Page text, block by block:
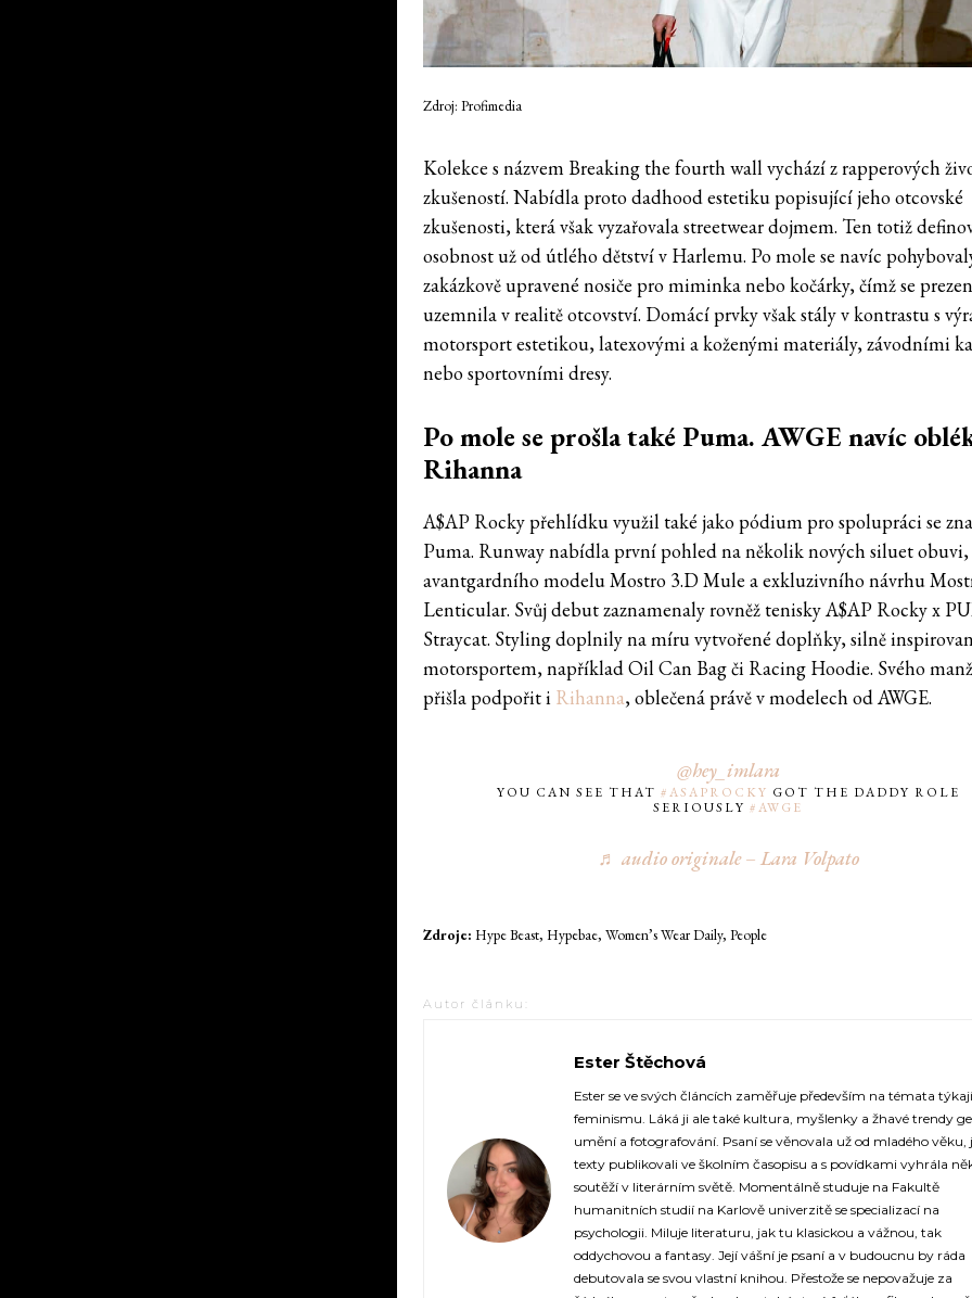
Zdroj: Profimedia
Kolekce s názvem Breaking the fourth wall vychází z rapperových
zkušeností. Nabídla proto dadhood estetiku popisující jeho otcovské
zkušenosti, která však vyzařovala streetwear dojmem. Ten totiž
osobnost už od útlého dětství v Harlemu. Po mole se navíc
zakázkově upravené nosiče pro miminka nebo kočárky, čímž se
uzemnila v realitě otcovství. Domácí prvky však stály v kontrastu s
motorsport estetikou, latexovými a koženými materiály, závodními
nebo sportovními dresy.
Po mole se prošla také Puma. AWGE navíc
Rihanna
A$AP Rocky přehlídku využil také jako pódium pro spolupráci se
Puma. Runway nabídla první pohled na několik nových siluet obuvi,
avantgardního modelu Mostro 3.D Mule a exkluzivního návrhu
Lenticular. Svůj debut zaznamenaly rovněž tenisky A$AP Rocky x
Straycat. Styling doplnily na míru vytvořené doplňky, silně
motorsportem, například Oil Can Bag či Racing Hoodie. Svého
přišla podpořit i Rihanna, oblečená právě v modelech od AWGE.
@hey_imlara
YOU CAN SEE THAT #ASAPROCKY GOT THE DADDY ROLE
SERIOUSLY#AWGE
♬ audio originale – Lara Volpato
Zdroje:Hype Beast, Hypebae, Women’s Wear Daily, People
Autor článku:
Ester Štěchová
https://fashionup.cz/
Ester se ve svých článcích zaměřuje především na témata
feminismu. Láká ji ale také kultura, myšlenky a žhavé trendy
umění a fotografování. Psaní se věnovala už od mladého věku,
texty publikovali ve školním časopisu a s povídkami vyhrála
soutěží v literárním světě. Momentálně studuje na Fakultě
humanitních studií na Karlově univerzitě se specializací na
psychologii. Miluje literaturu, jak tu klasickou a vážnou, tak
oddychovou a fantasy. Její vášní je psaní a v budoucnu by ráda
debutovala se svou vlastní knihou. Přestože se nepovažuje za